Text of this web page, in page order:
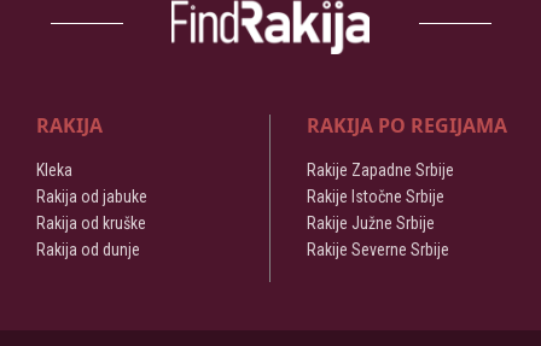
RAKIJA
Kleka
Rakija od jabuke
Rakija od kruške
Rakija od dunje
RAKIJA PO REGIJAMA
Rakije Zapadne Srbije
Rakije Istočne Srbije
Rakije Južne Srbije
Rakije Severne Srbije